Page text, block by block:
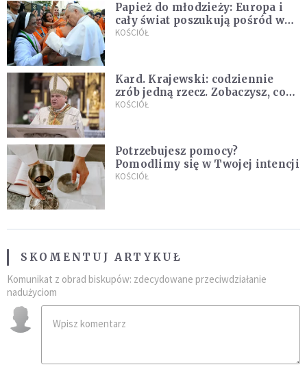
Papież do młodzieży: Europa i
cały świat poszukują pośród was
nowych świętych
KOŚCIÓŁ
Kard. Krajewski: codziennie
zrób jedną rzecz. Zobaczysz, co
stanie się z twoim życiem
KOŚCIÓŁ
Potrzebujesz pomocy?
Pomodlimy się w Twojej intencji
KOŚCIÓŁ
SKOMENTUJ ARTYKUŁ
Komunikat z obrad biskupów: zdecydowane przeciwdziałanie
nadużyciom